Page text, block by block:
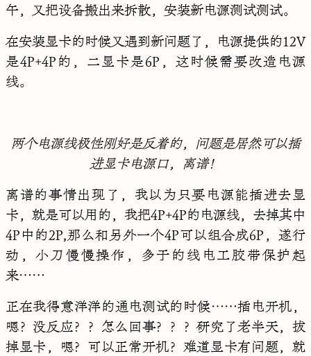
午，又把设备搬出来拆散，安装新电源测试测试。
在安装显卡的时候又遇到新问题了，电源提供的12V
是4P+4P的，二显卡是6P，这时候需要改造电源
线。
两个电源线极性刚好是反着的，问题是居然可以插
进显卡电源口，离谱！
离谱的事情出现了，我以为只要电源能插进去显
卡，就是可以用的，我把4P+4P的电源线，去掉其中
4P中的2P,那么和另外一个4P可以组合成6P，遂行
动，小刀慢慢操作，多于的线电工胶带保护起
来……
正在我得意洋洋的通电测试的时候……插电开机，
嗯？没反应？？怎么回事？？？研究了老半天，拔
掉显卡，嗯？可以正常开机？难道显卡有问题，就